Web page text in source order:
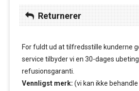
Returnerer
For fuldt ud at tilfredsstille kunderne
service tilbyder vi en 30-dages
refusionsgaranti.
Vennligst merk: (vi kan ikke